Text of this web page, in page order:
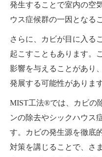
発生することで室内の空
ウス症候群の一因となる
さらに、カビが目に入る
起こすこともあります。
影響を与えることがあり
発展する可能性があります
MIST工法®では、カビの
ンの除去やシックハウス
す。カビの発生源を徹底
対策を講じることで、さ